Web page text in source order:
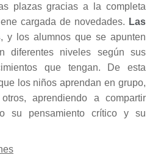
plazas gracias a la completa
cargada de novedades. Las
, y los alumnos que se apunten
diferentes niveles según sus
que tengan. De esta
los niños aprendan en grupo,
aprendiendo a compartir
su pensamiento crítico y su